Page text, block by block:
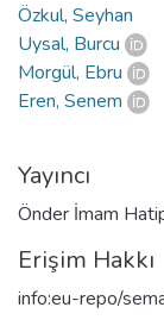
Özkul, Seyhan
Uysal, Burcu
Morgül, Ebru
Eren, Senem
Yayıncı
Önder İmam
Erişim Hakkı
info:eu-repo/